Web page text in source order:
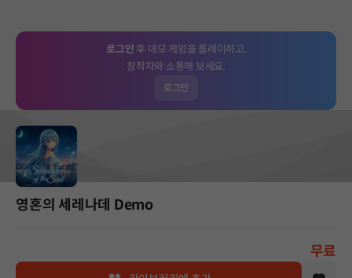
로그인 후 데모 게임을 플레이하고,
창작자와 소통해 보세요.
로그인
영혼의 세레나데 Demo
무료